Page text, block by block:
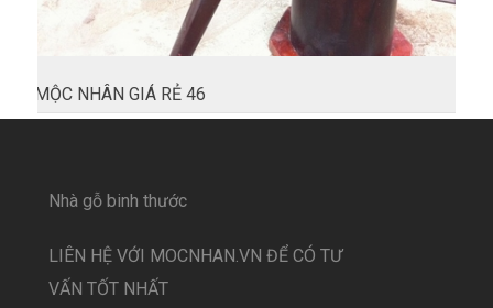
MỘC NHÂN GIÁ RẺ 46
Nhà gỗ binh thước
LIÊN HỆ VỚI MOCNHAN.VN ĐỂ CÓ TƯ
VẤN TỐT NHẤT